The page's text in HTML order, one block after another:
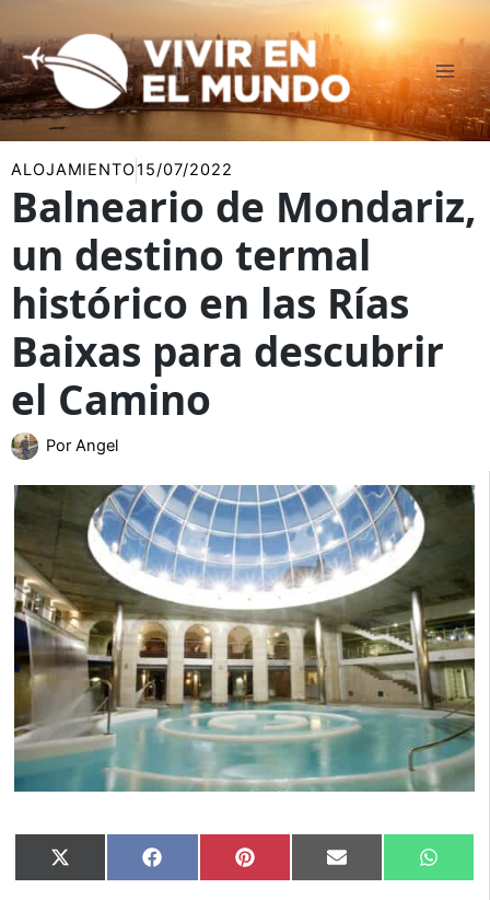
al
contenido
ALOJAMIENTO15/07/2022
Balneario de Mondariz,
un destino termal
histórico en las Rías
Baixas para descubrir
el Camino
Por Angel
Compartir
en
X
(Twitter)
Compartir
en
Facebook Compartir
en
Pinterest Compartir
en
Email
en